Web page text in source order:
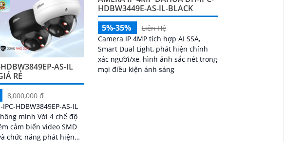
AS-IL
RẺ
8,000,000 ₫
HDBW3849EP-AS-IL
minh Với 4 chế độ
cảm biến video SMD
chức năng phát hiện
HDBW3449E-AS-IL-BLACK
5%-35%
Liên Hệ
Camera IP 4MP tích hợp AI SSA,
Smart Dual Light, phát hiện chính
xác người/xe, hình ảnh sắc nét trong
mọi điều kiện ánh sáng